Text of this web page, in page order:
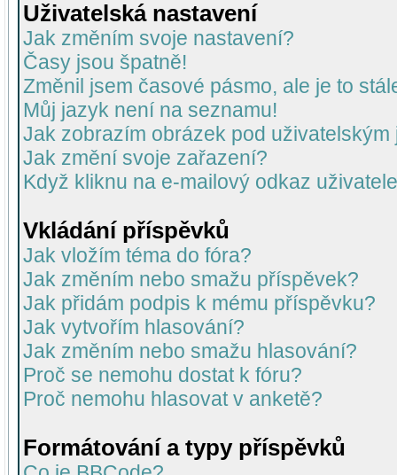
Uživatelská nastavení
Jak změním svoje nastavení?
Časy jsou špatně!
Změnil jsem časové pásmo, ale je to
Můj jazyk není na seznamu!
Jak zobrazím obrázek pod uživatelským
Jak změní svoje zařazení?
Když kliknu na e-mailový odkaz
Vkládání příspěvků
Jak vložím téma do fóra?
Jak změním nebo smažu příspěvek?
Jak přidám podpis k mému příspěvku?
Jak vytvořím hlasování?
Jak změním nebo smažu hlasování?
Proč se nemohu dostat k fóru?
Proč nemohu hlasovat v anketě?
Formátování a typy příspěvků